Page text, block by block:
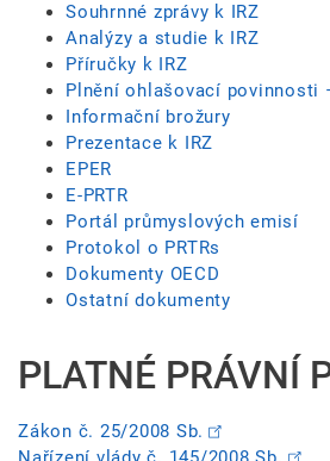
Souhrnné zprávy k IRZ
Analýzy a studie k IRZ
Příručky k IRZ
Plnění ohlašovací povinnosti
Informační brožury
Prezentace k IRZ
EPER
E-PRTR
Portál průmyslových emisí
Protokol o PRTRs
Dokumenty OECD
Ostatní dokumenty
PLATNÉ PRÁVNÍ
Zákon č. 25/2008 Sb.